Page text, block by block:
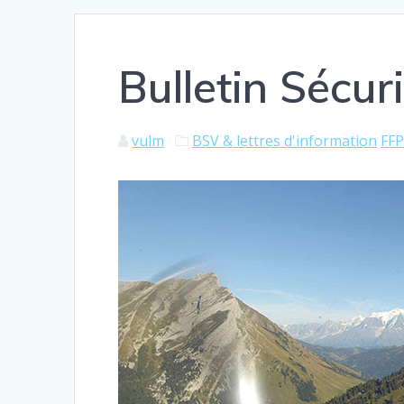
Bulletin
vulm BSV & lettres d'information